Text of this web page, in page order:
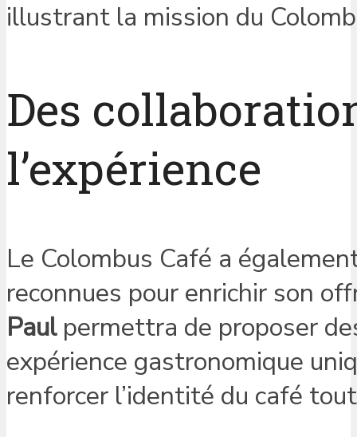
illustrant la mission du
Des
l’expérience
Le Colombus Café a
reconnues pour enrichir son
Paulpermettra de proposer
expérience gastronomique
renforcer l’identité du café